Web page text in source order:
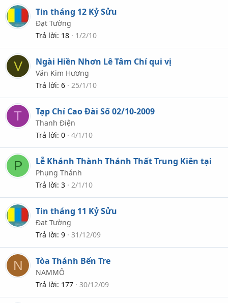
Tin tháng 12 Kỷ Sửu
Đạt Tường
Trả lời 18 1/2/10
V Ngài Hiền Nhơn Lê Tâm Chí qui vị
Văn Kim Hương
Trả lời 6 25/1/10
T Tạp Chí Cao Đài Số 02/10-2009
Thanh Điện
Trả lời 0 4/1/10
P Lễ Khánh Thành Thánh Thất Trung Kiên tại
Phụng Thánh
Trả lời 3 2/1/10
Tin tháng 11 Kỷ Sửu
Đạt Tường
Trả lời 9 31/12/09
N Tòa Thánh Bến Tre
NAMMÔ
Trả lời 177 30/12/09